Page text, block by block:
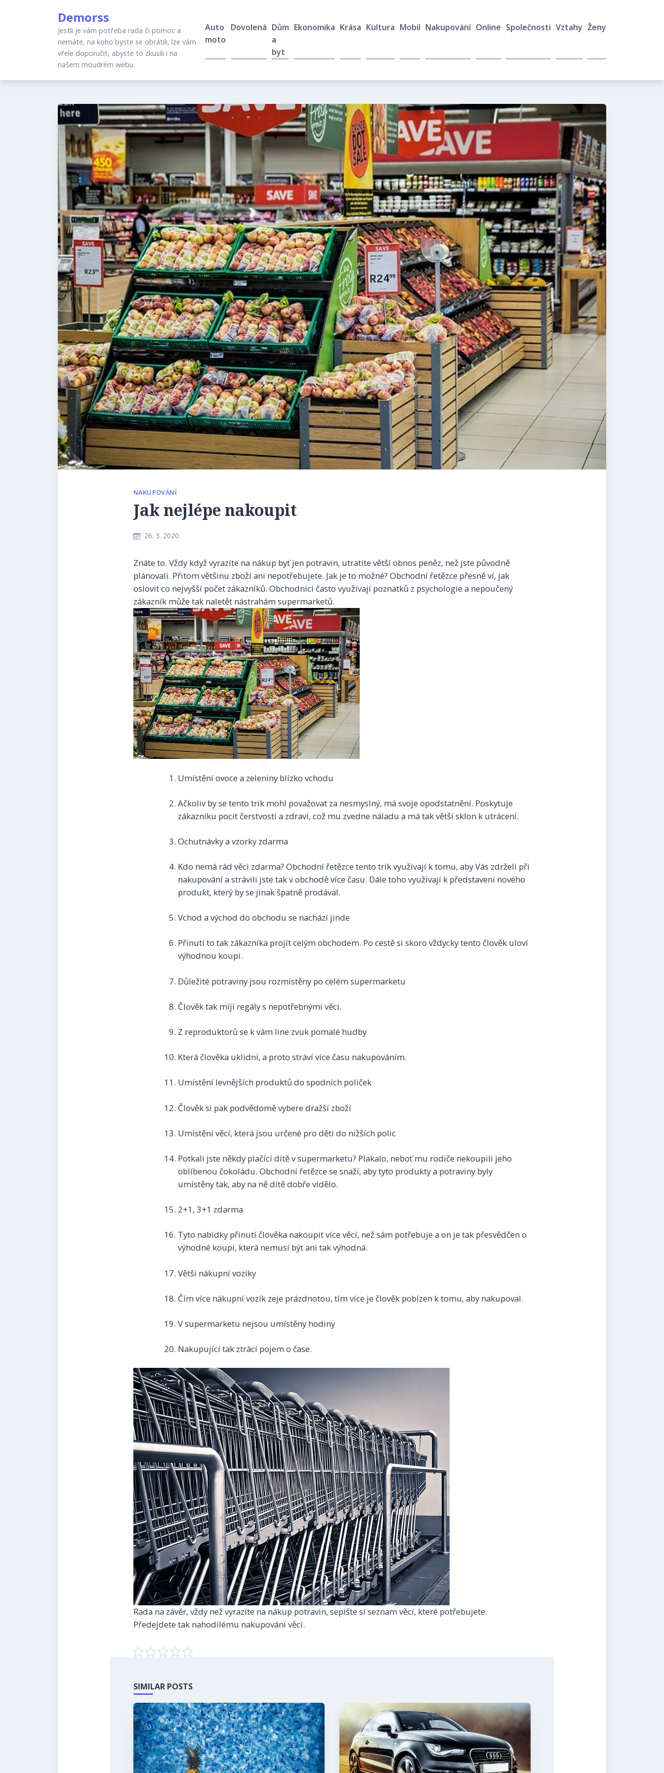
Demorss
Jestli je vám potřeba rada či pomoc a
nemáte, na koho byste se obrátili, lze vám
vřele doporučit, abyste to zkusili i na
našem moudrém webu.
Auto
moto
Dovolená Dům
a
byt
Ekonomika Krása Kultura Mobil Nakupování Online Společnosti Vztahy Ženy
NAKUPOVÁNÍ
Jak nejlépe nakoupit
26. 3. 2020
Znáte to. Vždy když vyrazíte na nákup byť jen potravin, utratíte větší obnos peněz, než jste původně
plánovali. Přitom většinu zboží ani nepotřebujete. Jak je to možné? Obchodní řetězce přesně ví, jak
oslovit co nejvyšší počet zákazníků. Obchodníci často využívají poznatků z psychologie a nepoučený
zákazník může tak naletět nástrahám supermarketů.
Umístění ovoce a zeleniny blízko vchodu
Ačkoliv by se tento trik mohl považovat za nesmyslný, má svoje opodstatnění. Poskytuje
zákazníku pocit čerstvosti a zdraví, což mu zvedne náladu a má tak větší sklon k utrácení.
Ochutnávky a vzorky zdarma
Kdo nemá rád věci zdarma? Obchodní řetězce tento trik využívají k tomu, aby Vás zdrželi při
nakupování a strávili jste tak v obchodě více času. Dále toho využívají k představení nového
produkt, který by se jinak špatně prodával.
Vchod a východ do obchodu se nachází jinde
Přinutí to tak zákazníka projít celým obchodem. Po cestě si skoro vždycky tento člověk uloví
výhodnou koupi.
Důležité potraviny jsou rozmístěny po celém supermarketu
Člověk tak míjí regály s nepotřebnými věci.
Z reproduktorů se k vám line zvuk pomalé hudby
Která člověka uklidní, a proto stráví více času nakupováním.
Umístění levnějších produktů do spodních poliček
Člověk si pak podvědomě vybere dražší zboží
Umístění věcí, která jsou určené pro děti do nižších polic
Potkali jste někdy plačící dítě v supermarketu? Plakalo, neboť mu rodiče nekoupili jeho
oblíbenou čokoládu. Obchodní řetězce se snaží, aby tyto produkty a potraviny byly
umístěny tak, aby na ně dítě dobře vidělo.
2+1, 3+1 zdarma
Tyto nabídky přinutí člověka nakoupit více věcí, než sám potřebuje a on je tak přesvědčen o
výhodné koupi, která nemusí být ani tak výhodná.
Větší nákupní vozíky
Čím více nákupní vozík zeje prázdnotou, tím více je člověk pobízen k tomu, aby nakupoval.
V supermarketu nejsou umístěny hodiny
Nakupující tak ztrácí pojem o čase.
Rada na závěr, vždy než vyrazíte na nákup potravin, sepište si seznam věcí, které potřebujete.
Předejdete tak nahodilému nakupování věcí.
SIMILAR POSTS